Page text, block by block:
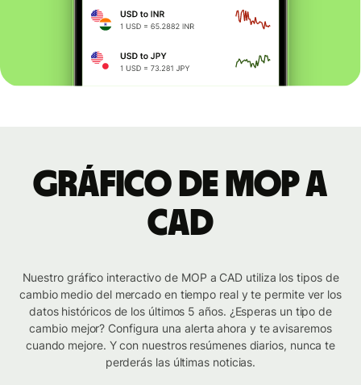
Gráfico de MOP a
CAD
Nuestro gráfico interactivo de MOP a CAD utiliza los tipos de
cambio medio del mercado en tiempo real y te permite ver los
datos históricos de los últimos 5 años. ¿Esperas un tipo de
cambio mejor? Configura una alerta ahora y te avisaremos
cuando mejore. Y con nuestros resúmenes diarios, nunca te
perderás las últimas noticias.